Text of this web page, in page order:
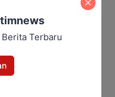
Terbaru